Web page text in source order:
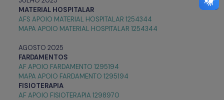
MATERIAL HOSPITALAR
AFS APOIO MATERIAL HOSPITALAR 1254344
MAPA APOIO MATERIAL HOSPITALAR 1254344
AGOSTO 2025
FARDAMENTOS
AF APOIO FARDAMENTO 1295194
MAPA APOIO FARDAMENTO 1295194
FISIOTERAPIA
AF APOIO FISIOTERAPIA 1298970